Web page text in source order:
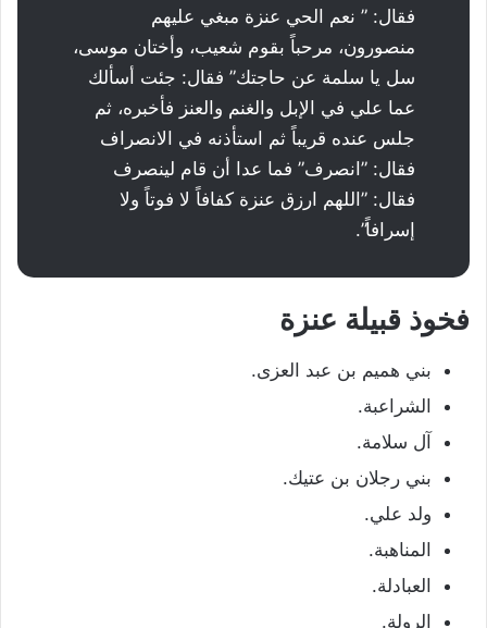
فقال‏:‏ ‏”‏ نعم الحي عنزة مبغي عليهم
منصورون، مرحباً بقوم شعيب، وأختان موسى،
سل يا سلمة عن حاجتك‏”‏‏ فقال‏:‏ جئت أسألك
عما علي في الإبل والغنم ‏‏والعنز‏‏‏ فأخبره، ثم
جلس عنده قريباً ثم استأذنه في الانصراف
فقال‏:‏ ‏”‏انصرف‏”‏‏ فما عدا أن قام لينصرف
فقال‏:‏ ‏”‏اللهم ارزق عنزة كفافاً لا فوتاً ولا
إسرافاً‏”‏‏.
فخوذ قبيلة عنزة
بني هميم بن عبد العزى.
الشراعبة.
آل سلامة.
بني رجلان بن عتيك.
ولد علي.
المناهبة.
العبادلة.
الرولة.